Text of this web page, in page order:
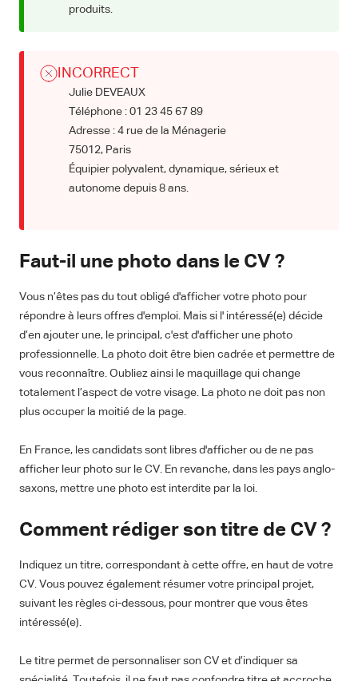
produits.
INCORRECT
Julie DEVEAUX
Téléphone : 01 23 45 67 89
Adresse : 4 rue de la Ménagerie
75012, Paris
Équipier polyvalent, dynamique, sérieux et
autonome depuis 8 ans.
Faut-il une photo dans le CV ?
Vous n’êtes pas du tout obligé d'afficher votre photo pour
répondre à leurs offres d'emploi. Mais si l' intéressé(e) décide
d’en ajouter une, le principal, c'est d'afficher une photo
professionnelle. La photo doit être bien cadrée et permettre de
vous reconnaître. Oubliez ainsi le maquillage qui change
totalement l’aspect de votre visage. La photo ne doit pas non
plus occuper la moitié de la page.
En France, les candidats sont libres d'afficher ou de ne pas
afficher leur photo sur le CV. En revanche, dans les pays anglo-
saxons, mettre une photo est interdite par la loi.
Comment rédiger son titre de CV ?
Indiquez un titre, correspondant à cette offre, en haut de votre
CV. Vous pouvez également résumer votre principal projet,
suivant les règles ci-dessous, pour montrer que vous êtes
intéressé(e).
Le titre permet de personnaliser son CV et d’indiquer sa